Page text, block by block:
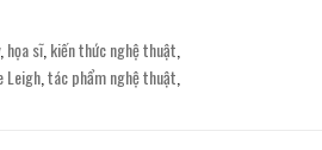
, họa sĩ, kiến thức nghệ thuật
Leigh tác phẩm nghệ thuật